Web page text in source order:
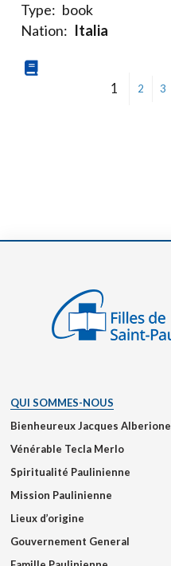
Type: book
Nation: Italia
1 2 3
QUI SOMMES-NOUS
Bienheureux Jacques Alberione
Vénérable Tecla Merlo
Spiritualité Paulinienne
Mission Paulinienne
Lieux d’origine
Gouvernement General